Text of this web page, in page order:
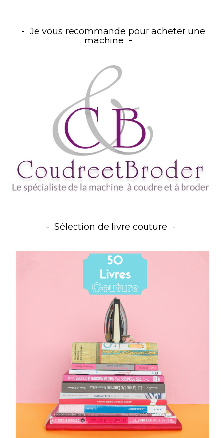
Je vous recommande pour acheter une
machine
Sélection de livre couture